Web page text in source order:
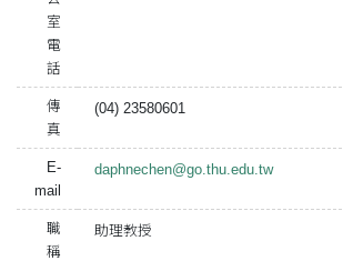
室
電
話
傳
真
(04) 23580601
E-
mail
daphnechen@go.thu.edu.tw
職
稱
助理教授